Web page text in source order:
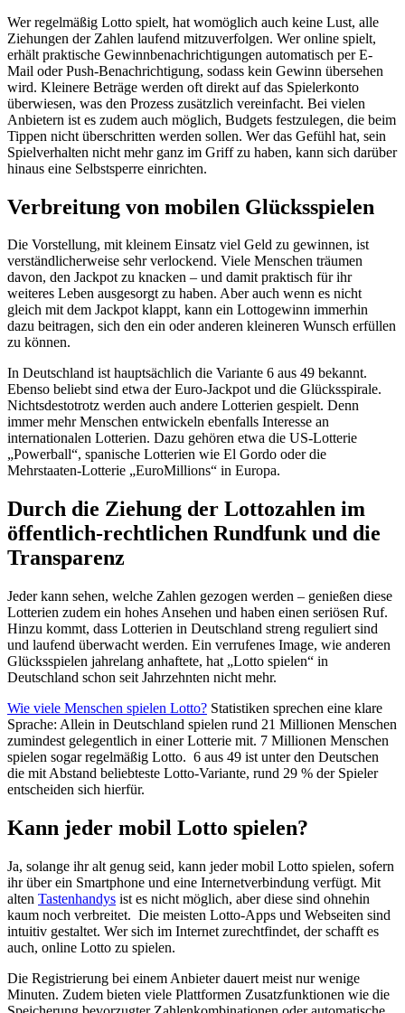
Wer regelmäßig Lotto spielt, hat womöglich auch keine Lust, alle
Ziehungen der Zahlen laufend mitzuverfolgen. Wer online spielt,
erhält praktische Gewinnbenachrichtigungen automatisch per E-
Mail oder Push-Benachrichtigung, sodass kein Gewinn übersehen
wird. Kleinere Beträge werden oft direkt auf das Spielerkonto
überwiesen, was den Prozess zusätzlich vereinfacht. Bei vielen
Anbietern ist es zudem auch möglich, Budgets festzulegen, die beim
Tippen nicht überschritten werden sollen. Wer das Gefühl hat, sein
Spielverhalten nicht mehr ganz im Griff zu haben, kann sich darüber
hinaus eine Selbstsperre einrichten.
Verbreitung von mobilen Glücksspielen
Die Vorstellung, mit kleinem Einsatz viel Geld zu gewinnen, ist
verständlicherweise sehr verlockend. Viele Menschen träumen
davon, den Jackpot zu knacken – und damit praktisch für ihr
weiteres Leben ausgesorgt zu haben. Aber auch wenn es nicht
gleich mit dem Jackpot klappt, kann ein Lottogewinn immerhin
dazu beitragen, sich den ein oder anderen kleineren Wunsch erfüllen
zu können.
In Deutschland ist hauptsächlich die Variante 6 aus 49 bekannt.
Ebenso beliebt sind etwa der Euro-Jackpot und die Glücksspirale.
Nichtsdestotrotz werden auch andere Lotterien gespielt. Denn
immer mehr Menschen entwickeln ebenfalls Interesse an
internationalen Lotterien. Dazu gehören etwa die US-Lotterie
„Powerball“, spanische Lotterien wie El Gordo oder die
Mehrstaaten-Lotterie „EuroMillions“ in Europa.
Durch die Ziehung der Lottozahlen im
öffentlich-rechtlichen Rundfunk und die
Transparenz
Jeder kann sehen, welche Zahlen gezogen werden – genießen diese
Lotterien zudem ein hohes Ansehen und haben einen seriösen Ruf.
Hinzu kommt, dass Lotterien in Deutschland streng reguliert sind
und laufend überwacht werden. Ein verrufenes Image, wie anderen
Glücksspielen jahrelang anhaftete, hat „Lotto spielen“ in
Deutschland schon seit Jahrzehnten nicht mehr.
Wie viele Menschen spielen Lotto? Statistiken sprechen eine klare
Sprache: Allein in Deutschland spielen rund 21 Millionen Menschen
zumindest gelegentlich in einer Lotterie mit. 7 Millionen Menschen
spielen sogar regelmäßig Lotto. 6 aus 49 ist unter den Deutschen
die mit Abstand beliebteste Lotto-Variante, rund 29 % der Spieler
entscheiden sich hierfür.
Kann jeder mobil Lotto spielen?
Ja, solange ihr alt genug seid, kann jeder mobil Lotto spielen, sofern
ihr über ein Smartphone und eine Internetverbindung verfügt. Mit
alten Tastenhandys ist es nicht möglich, aber diese sind ohnehin
kaum noch verbreitet. Die meisten Lotto-Apps und Webseiten sind
intuitiv gestaltet. Wer sich im Internet zurechtfindet, der schafft es
auch, online Lotto zu spielen.
Die Registrierung bei einem Anbieter dauert meist nur wenige
Minuten. Zudem bieten viele Plattformen Zusatzfunktionen wie die